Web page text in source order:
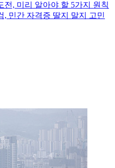
전, 미리 알아야 할 5가지 원칙
, 민간 자격증 딸지 말지 고민